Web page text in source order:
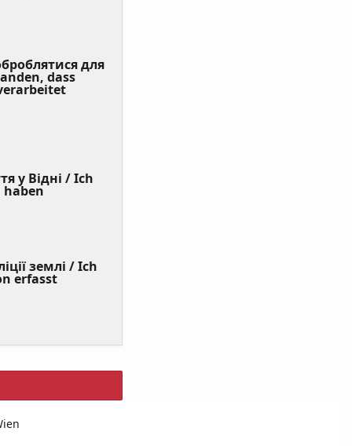
для
dass
у Відні / Ich
(Value
землі / Ich
erfasst